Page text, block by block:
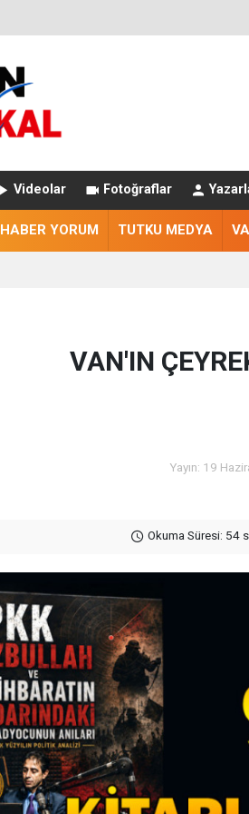
Videolar Fotoğraflar
HABER YORUM TUTKU MEDYA
VAN'IN
Yayın: 19
Okuma Süresi: 54